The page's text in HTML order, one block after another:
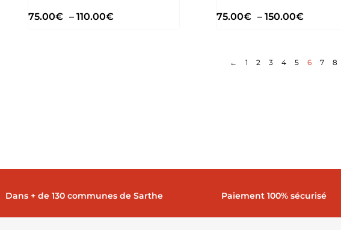
75.00€ – 110.00€ 75.00€ – 150.00€
← 1 2 3 4 5 6 7 8
Dans + de 130 communes de Sarthe Paiement 100% sécurisé